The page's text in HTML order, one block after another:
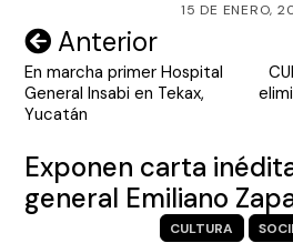
15 DE ENERO,
Navegación
de
entradas
Anterior
En marcha primer Hospital
General Insabi en Tekax,
Yucatán
Exponen carta
general Emiliano
CULTURA